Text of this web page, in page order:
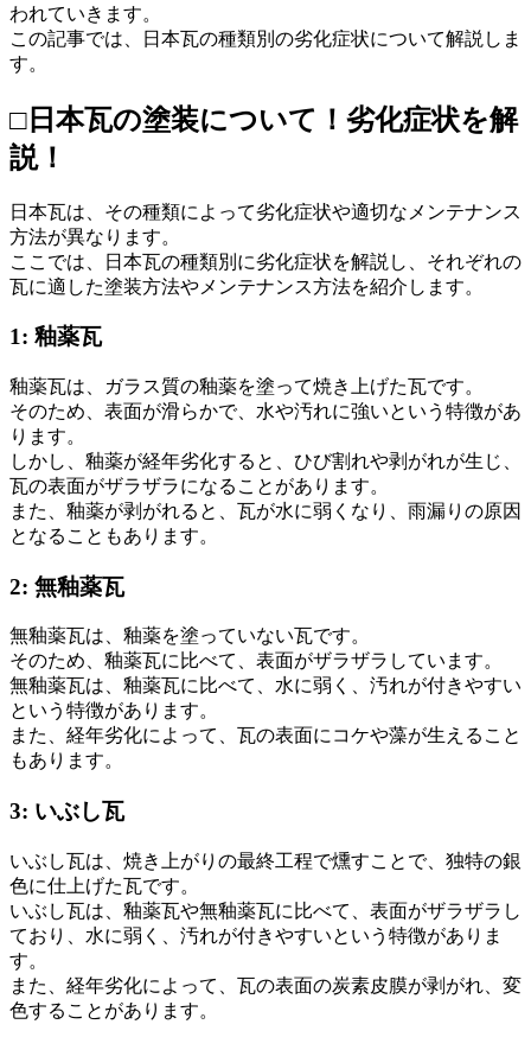
われていきます。
この記事では、日本瓦の種類別の劣化症状について解説しま
す。
□日本瓦の塗装について！劣化症状を解
説！
日本瓦は、その種類によって劣化症状や適切なメンテナンス
方法が異なります。
ここでは、日本瓦の種類別に劣化症状を解説し、それぞれの
瓦に適した塗装方法やメンテナンス方法を紹介します。
1: 釉薬瓦
釉薬瓦は、ガラス質の釉薬を塗って焼き上げた瓦です。
そのため、表面が滑らかで、水や汚れに強いという特徴があ
ります。
しかし、釉薬が経年劣化すると、ひび割れや剥がれが生じ、
瓦の表面がザラザラになることがあります。
また、釉薬が剥がれると、瓦が水に弱くなり、雨漏りの原因
となることもあります。
2: 無釉薬瓦
無釉薬瓦は、釉薬を塗っていない瓦です。
そのため、釉薬瓦に比べて、表面がザラザラしています。
無釉薬瓦は、釉薬瓦に比べて、水に弱く、汚れが付きやすい
という特徴があります。
また、経年劣化によって、瓦の表面にコケや藻が生えること
もあります。
3: いぶし瓦
いぶし瓦は、焼き上がりの最終工程で燻すことで、独特の銀
色に仕上げた瓦です。
いぶし瓦は、釉薬瓦や無釉薬瓦に比べて、表面がザラザラし
ており、水に弱く、汚れが付きやすいという特徴がありま
す。
また、経年劣化によって、瓦の表面の炭素皮膜が剥がれ、変
色することがあります。